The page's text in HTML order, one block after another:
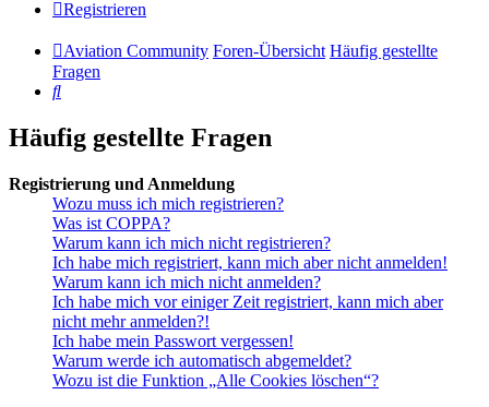
Registrieren
Aviation Community Foren-Übersicht Häufig gestellte
Fragen
Suche
Häufig gestellte Fragen
Registrierung und Anmeldung
Wozu muss ich mich registrieren?
Was ist COPPA?
Warum kann ich mich nicht registrieren?
Ich habe mich registriert, kann mich aber nicht anmelden!
Warum kann ich mich nicht anmelden?
Ich habe mich vor einiger Zeit registriert, kann mich aber
nicht mehr anmelden?!
Ich habe mein Passwort vergessen!
Warum werde ich automatisch abgemeldet?
Wozu ist die Funktion „Alle Cookies löschen“?